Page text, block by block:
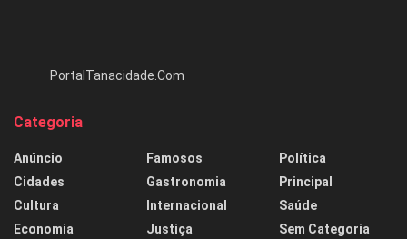
PortalTanacidade.Com
Categoria
Anúncio
Cidades
Cultura
Economia
Famosos
Gastronomia
Internacional
Justiça
Política
Principal
Saúde
Sem Categoria